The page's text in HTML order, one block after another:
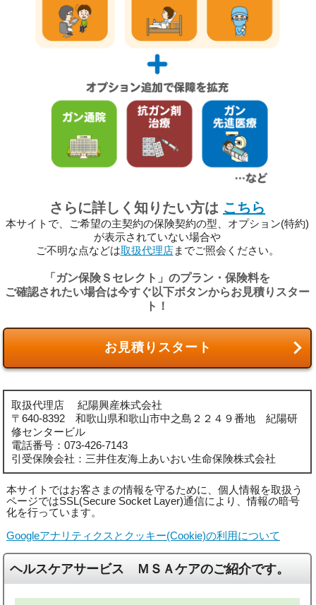
さらに詳しく知りたい方は こちら
本サイトで、ご希望の主契約の保険契約の型、オプション(特約)
が表示されていない場合や
ご不明な点などは取扱代理店までご照会ください。
「 ガン保険Ｓセレクト 」のプラン・保険料を
ご確認されたい場合は今すぐ以下ボタンからお見積りスター
ト！
お見積りスタート
取扱代理店 紀陽興産株式会社
〒640-8392 和歌山県和歌山市中之島２２４９番地 紀陽研
修センタービル
電話番号： 073-426-7143
引受保険会社：三井住友海上あいおい生命保険株式会社
本サイトではお客さまの情報を守るために、個人情報を取扱う
ページではSSL(Secure Socket Layer)通信により、情報の暗号
化を行っています。
Googleアナリティクスとクッキー(Cookie)の利用について
ヘルスケアサービス ＭＳＡケアのご紹介です。